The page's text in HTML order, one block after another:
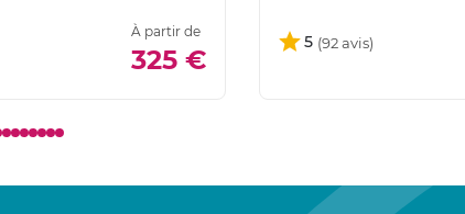
À partir de
325 €
5